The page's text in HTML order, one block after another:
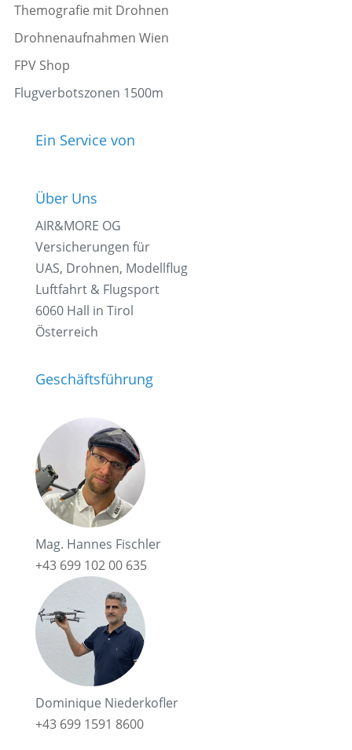
Themografie mit Drohnen
Drohnenaufnahmen Wien
FPV Shop
Flugverbotszonen 1500m
Ein Service von
Über Uns
AIR&MORE OG
Versicherungen für
UAS, Drohnen, Modellflug
Luftfahrt & Flugsport
6060 Hall in Tirol
Österreich
Geschäftsführung
Mag. Hannes Fischler
+43 699 102 00 635
Dominique Niederkofler
+43 699 1591 8600